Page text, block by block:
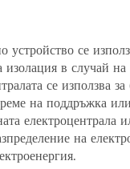
се
изолация в случай
се използва
на поддръжка
електроцентрала
на